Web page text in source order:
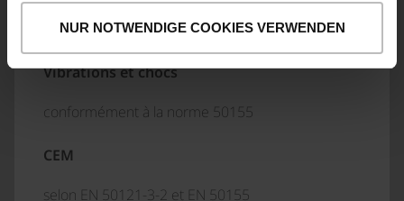
NUR NOTWENDIGE COOKIES VERWENDEN
IP20 selon EN 60529
Vibrations et chocs
conformément à la norme 50155
CEM
selon EN 50121-3-2 et EN 50155